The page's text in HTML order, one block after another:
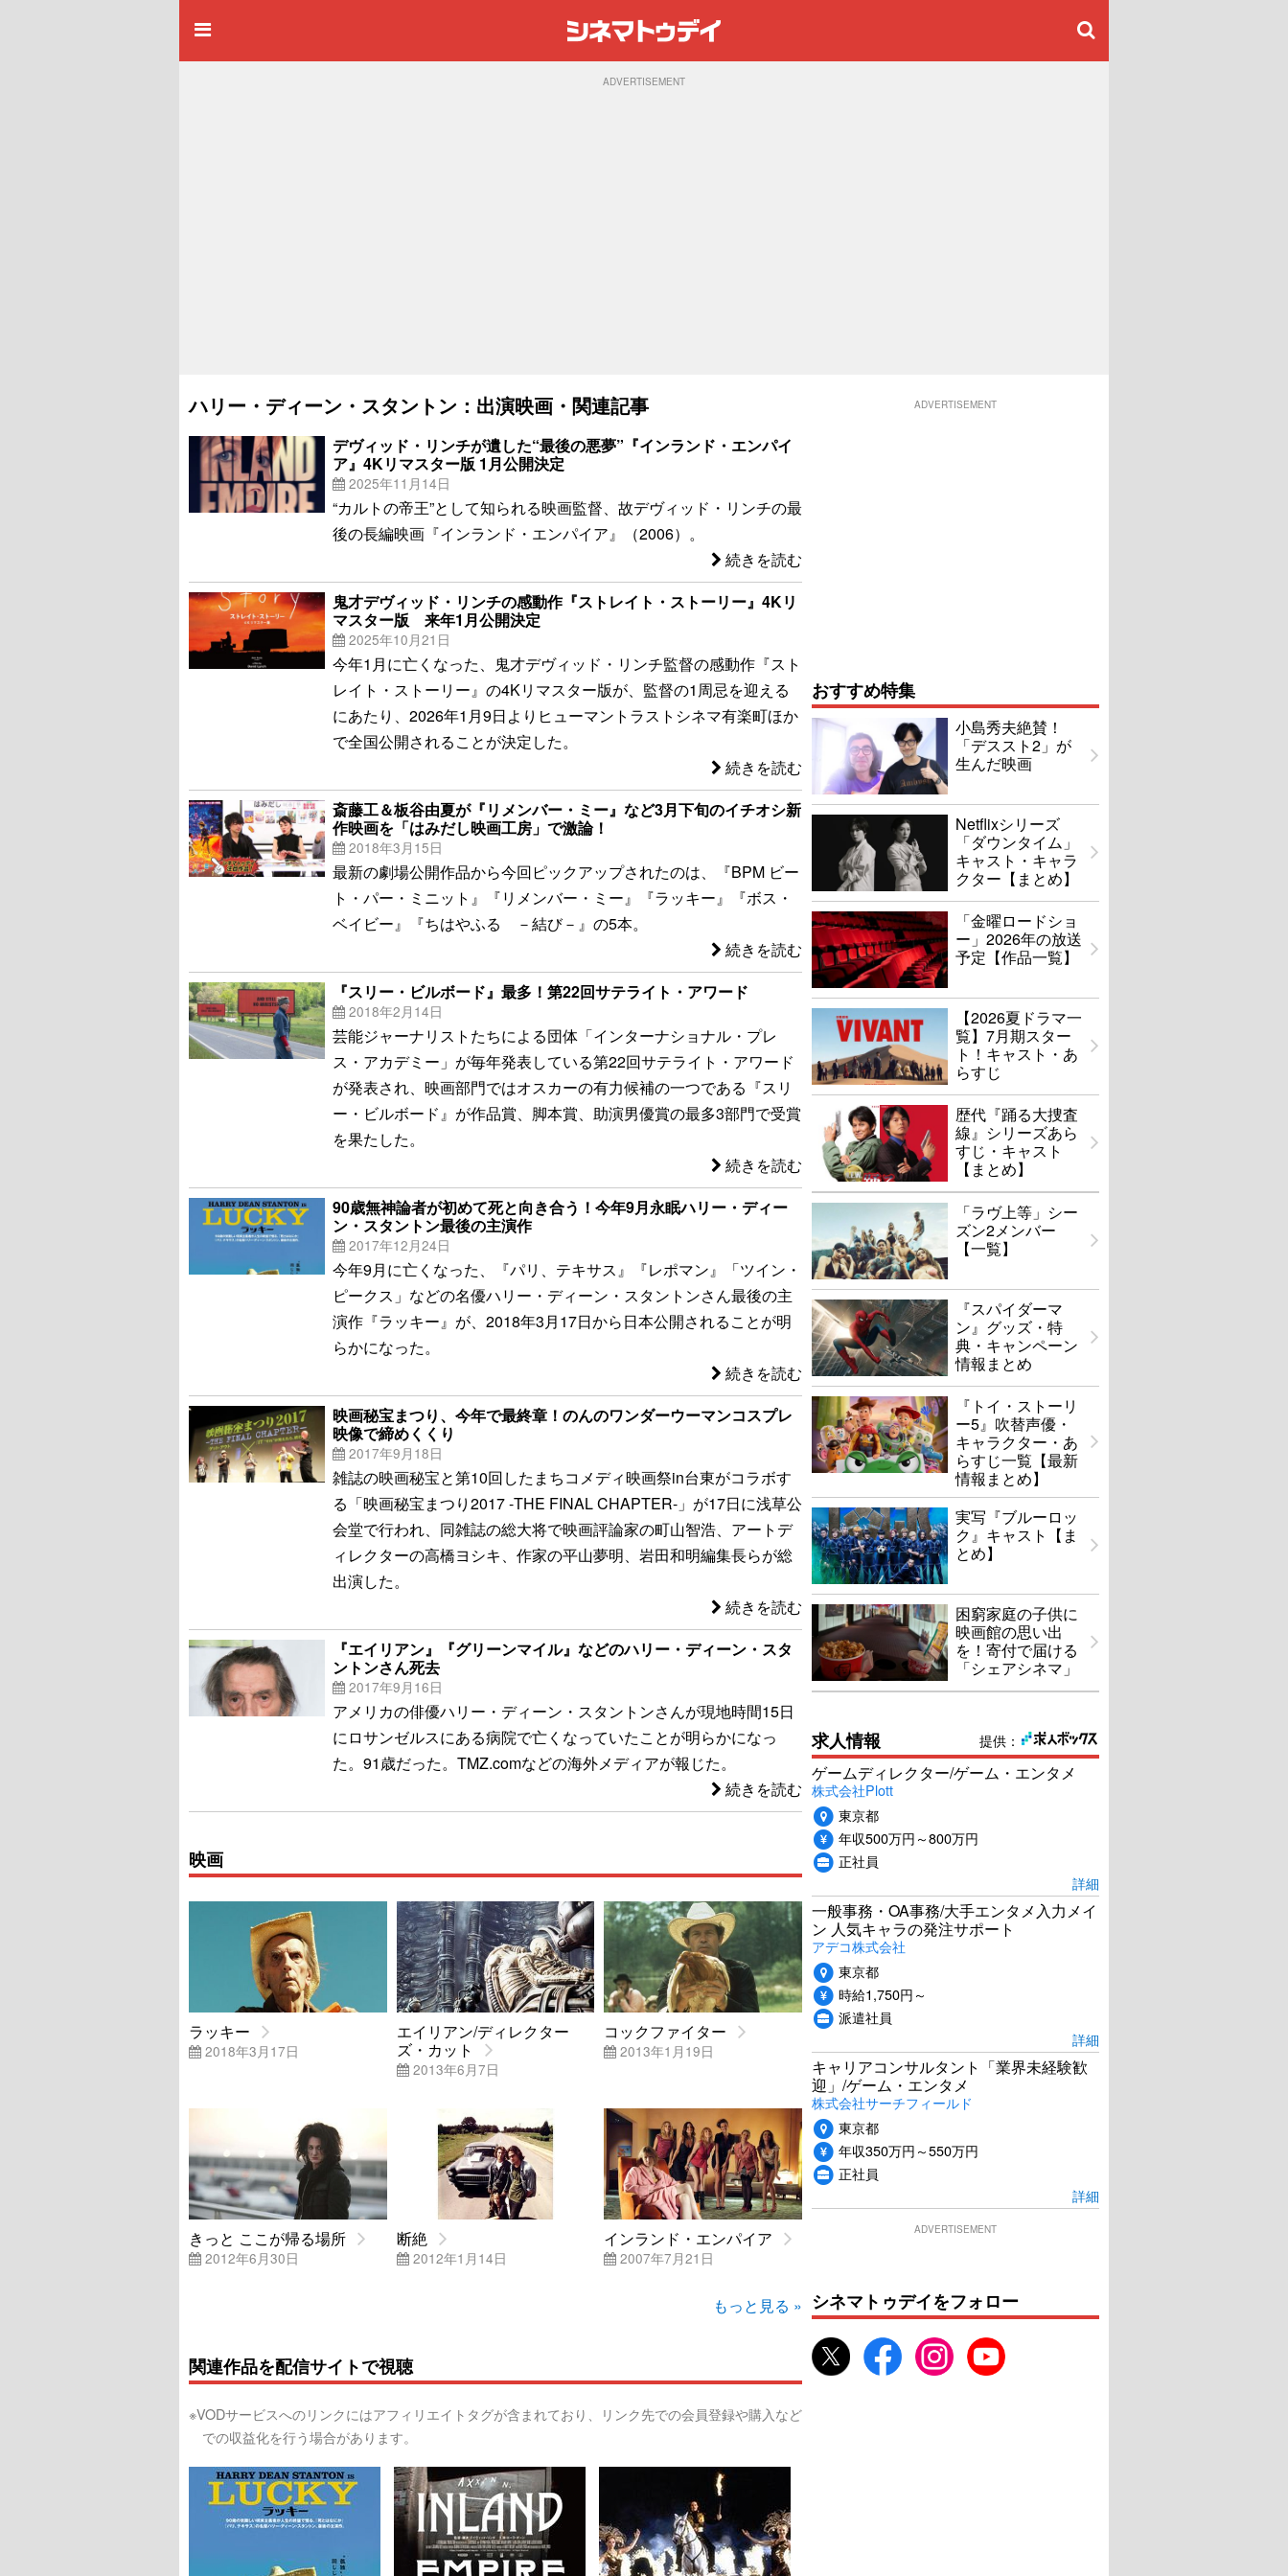
ADVERTISEMENT
ハリー・ディーン・スタントン：出演映画・関連記事
デヴィッド・リンチが遺した“最後の悪夢”『インランド・エンパイ
ア』4Kリマスター版 1月公開決定
2025年11月14日
“カルトの帝王”として知られる映画監督、故デヴィッド・リンチの最
後の長編映画『インランド・エンパイア』（2006）。
続きを読む
鬼才デヴィッド・リンチの感動作『ストレイト・ストーリー』4Kリ
マスター版 来年1月公開決定
2025年10月21日
今年1月に亡くなった、鬼才デヴィッド・リンチ監督の感動作『スト
レイト・ストーリー』の4Kリマスター版が、監督の1周忌を迎える
にあたり、2026年1月9日よりヒューマントラストシネマ有楽町ほか
で全国公開されることが決定した。
続きを読む
斎藤工＆板谷由夏が『リメンバー・ミー』など3月下旬のイチオシ新
作映画を「はみだし映画工房」で激論！
2018年3月15日
最新の劇場公開作品から今回ピックアップされたのは、『BPM ビー
ト・パー・ミニット』『リメンバー・ミー』『ラッキー』『ボス・
ベイビー』『ちはやふる －結び－』の5本。
続きを読む
『スリー・ビルボード』最多！第22回サテライト・アワード
2018年2月14日
芸能ジャーナリストたちによる団体「インターナショナル・プレ
ス・アカデミー」が毎年発表している第22回サテライト・アワード
が発表され、映画部門ではオスカーの有力候補の一つである『スリ
ー・ビルボード』が作品賞、脚本賞、助演男優賞の最多3部門で受賞
を果たした。
続きを読む
90歳無神論者が初めて死と向き合う！今年9月永眠ハリー・ディー
ン・スタントン最後の主演作
2017年12月24日
今年9月に亡くなった、『パリ、テキサス』『レポマン』「ツイン・
ピークス」などの名優ハリー・ディーン・スタントンさん最後の主
演作『ラッキー』が、2018年3月17日から日本公開されることが明
らかになった。
続きを読む
映画秘宝まつり、今年で最終章！のんのワンダーウーマンコスプレ
映像で締めくくり
2017年9月18日
雑誌の映画秘宝と第10回したまちコメディ映画祭in台東がコラボす
る「映画秘宝まつり2017 -THE FINAL CHAPTER-」が17日に浅草公
会堂で行われ、同雑誌の総大将で映画評論家の町山智浩、アートデ
ィレクターの高橋ヨシキ、作家の平山夢明、岩田和明編集長らが総
出演した。
続きを読む
『エイリアン』『グリーンマイル』などのハリー・ディーン・スタ
ントンさん死去
2017年9月16日
アメリカの俳優ハリー・ディーン・スタントンさんが現地時間15日
にロサンゼルスにある病院で亡くなっていたことが明らかになっ
た。91歳だった。TMZ.comなどの海外メディアが報じた。
続きを読む
映画
ラッキー
2018年3月17日
エイリアン/ディレクター
ズ・カット
2013年6月7日
コックファイター
2013年1月19日
きっと ここが帰る場所
2012年6月30日
断絶
2012年1月14日
インランド・エンパイア
2007年7月21日
もっと見る »
関連作品を配信サイトで視聴
※VODサービスへのリンクにはアフィリエイトタグが含まれており、リンク先での会員登録や購入など
での収益化を行う場合があります。
ADVERTISEMENT
おすすめ特集
小島秀夫絶賛！
「デススト2」が
生んだ映画
Netflixシリーズ
「ダウンタイム」
キャスト・キャラ
クター【まとめ】
「金曜ロードショ
ー」2026年の放送
予定【作品一覧】
【2026夏ドラマ一
覧】7月期スター
ト！キャスト・あ
らすじ
歴代『踊る大捜査
線』シリーズあら
すじ・キャスト
【まとめ】
「ラヴ上等」シー
ズン2メンバー
【一覧】
『スパイダーマ
ン』グッズ・特
典・キャンペーン
情報まとめ
『トイ・ストーリ
ー5』吹替声優・
キャラクター・あ
らすじ一覧【最新
情報まとめ】
実写『ブルーロッ
ク』キャスト【ま
とめ】
困窮家庭の子供に
映画館の思い出
を！寄付で届ける
「シェアシネマ」
提供：
求人情報
ゲームディレクター/ゲーム・エンタメ
株式会社Plott
東京都
年収500万円～800万円
正社員
詳細
一般事務・OA事務/大手エンタメ入力メイ
ン 人気キャラの発注サポート
アデコ株式会社
東京都
時給1,750円～
派遣社員
詳細
キャリアコンサルタント「業界未経験歓
迎」/ゲーム・エンタメ
株式会社サーチフィールド
東京都
年収350万円～550万円
正社員
詳細
ADVERTISEMENT
シネマトゥデイをフォロー